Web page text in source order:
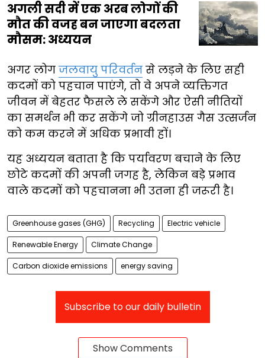
अगली सदी में एक अरब लोगों की
मौत की वजह बन जाएगा बदलता
मौसम: अध्ययन
अगर लोग जलवायु परिवर्तन से लड़ने के लिए सही
कदमों को पहचान पाएंगे, तो वे अपने व्यक्तिगत
जीवन में बेहतर फैसले ले सकेंगे और ऐसी नीतियों
का समर्थन भी कर सकेंगे जो ग्रीनहाउस गैस उत्सर्जन
को कम करने में अधिक प्रभावी हों।
यह अध्ययन बताता है कि पर्यावरण बचाने के लिए
छोटे कदमों की अपनी जगह है, लेकिन बड़े प्रभाव
वाले कदमों को पहचानना भी उतना ही जरूरी है।
Greenhouse gases (GHG) Recycling Electric vehicle
Renewable Energy Climate Change
Carbon dioxide emissions energy saving
Subscribe to our daily bulletin
Show Comments